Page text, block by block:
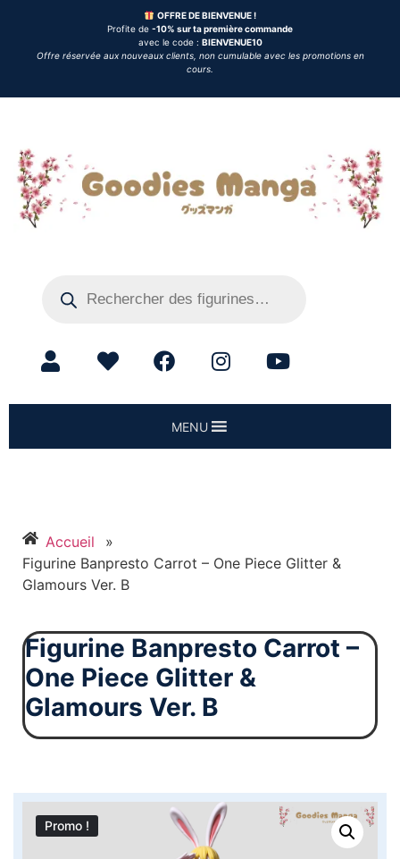
OFFRE DE BIENVENUE !
Profite de -10% sur ta première commande
avec le code : BIENVENUE10
Offre réservée aux nouveaux clients, non cumulable avec les promotions en
cours.
MENU
Accueil
»
Figurine Banpresto Carrot – One Piece Glitter &
Glamours Ver. B
Figurine Banpresto Carrot –
One Piece Glitter &
Glamours Ver. B
Promo !